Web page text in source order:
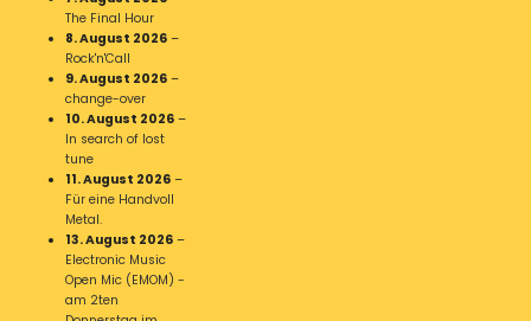
The Final Hour
8. August 2026 –
Rock'n'Call
9. August 2026 –
change-over
10. August 2026 –
In search of lost
tune
11. August 2026 –
Für eine Handvoll
Metal.
13. August 2026 –
Electronic Music
Open Mic (EMOM) -
am 2ten